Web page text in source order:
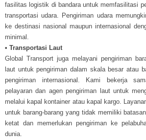
fasilitas logistik di bandara untuk memfasilitasi
transportasi udara. Pengiriman udara
ke destinasi nasional maupun internasional
minimal.
• Transportasi Laut
Global Transport juga melayani pengiriman
laut untuk pengiriman dalam skala besar atau
pengiriman internasional. Kami bekerja
pelayaran dan agen pengiriman laut untuk
melalui kapal kontainer atau kapal kargo.
untuk barang-barang yang tidak memiliki
ketat dan memerlukan pengiriman ke
dunia.